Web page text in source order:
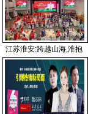
江苏淮安:跨越山海,淮抱